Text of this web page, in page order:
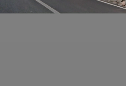
REQUERIDO